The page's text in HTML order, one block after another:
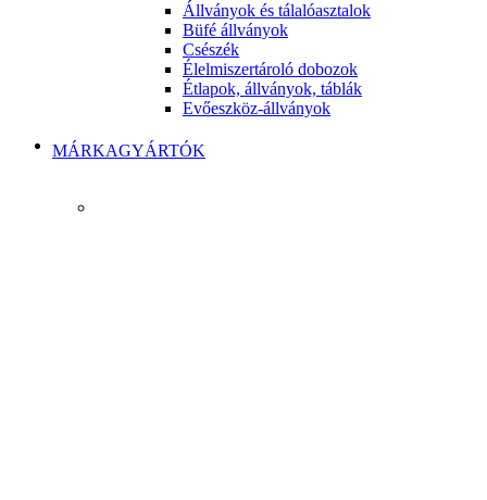
Állványok és tálalóasztalok
Büfé állványok
Csészék
Élelmiszertároló dobozok
Étlapok, állványok, táblák
Evőeszköz-állványok
MÁRKAGYÁRTÓK